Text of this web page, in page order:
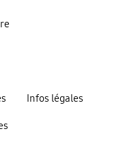
Infos légales